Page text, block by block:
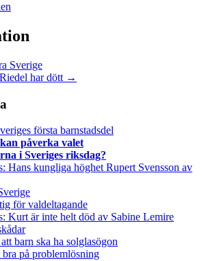
Sverige
har dött →
första barnstadsdel
påverka valet
i Sveriges riksdag?
Hans kungliga höghet Rupert Svensson av
för valdeltagande
Kurt är inte helt död av Sabine Lemire
barn ska ha solglasögon
på problemlösning